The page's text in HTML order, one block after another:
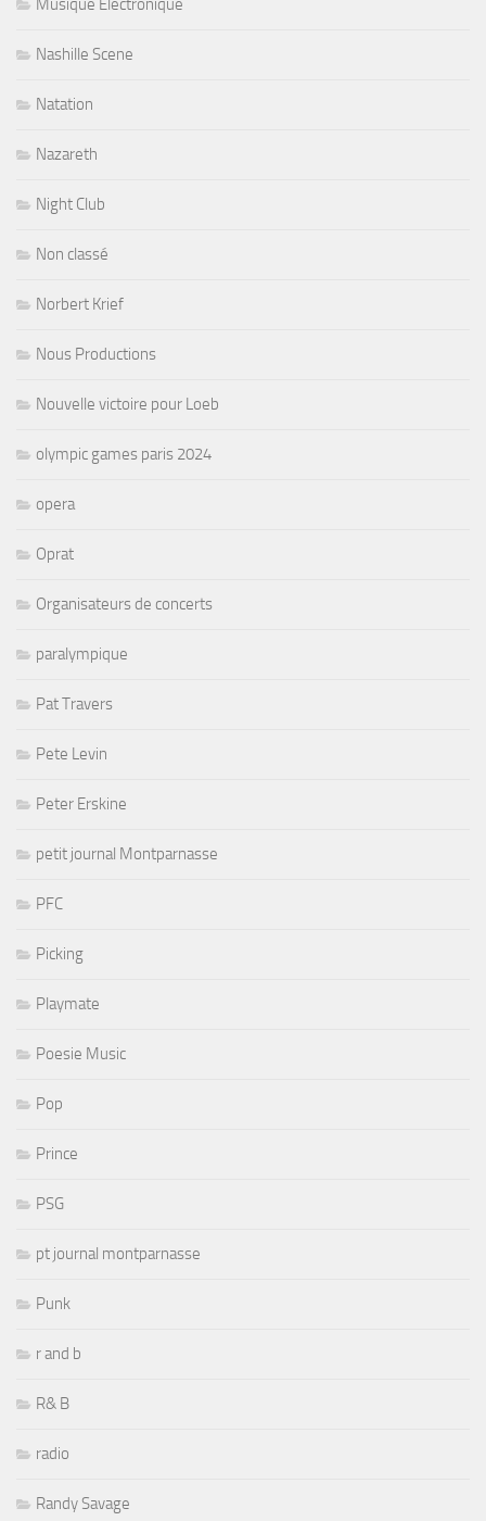
Musique Electronique
Nashille Scene
Natation
Nazareth
Night Club
Non classé
Norbert Krief
Nous Productions
Nouvelle victoire pour Loeb
olympic games paris 2024
opera
Oprat
Organisateurs de concerts
paralympique
Pat Travers
Pete Levin
Peter Erskine
petit journal Montparnasse
PFC
Picking
Playmate
Poesie Music
Pop
Prince
PSG
pt journal montparnasse
Punk
r and b
R& B
radio
Randy Savage